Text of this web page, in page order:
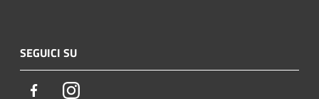
SEGUICI SU
FacebookInstagram